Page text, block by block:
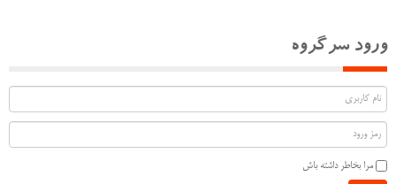
ورود سرگروه
مرا بخاطر داشته باش